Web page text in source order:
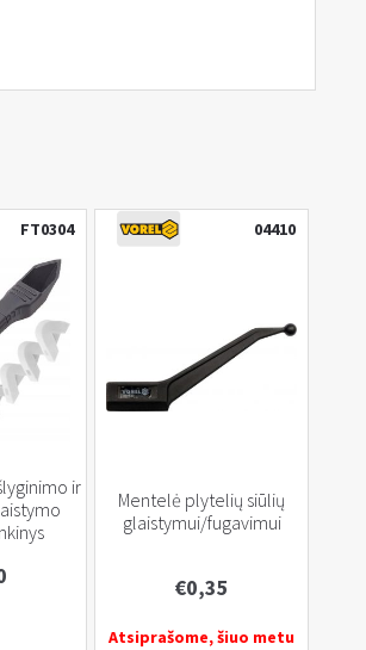
FT0304
ir
04410
Mentelė plytelių siūlių
glaistymui/fugavimui
€0,35
Atsiprašome, šiuo metu